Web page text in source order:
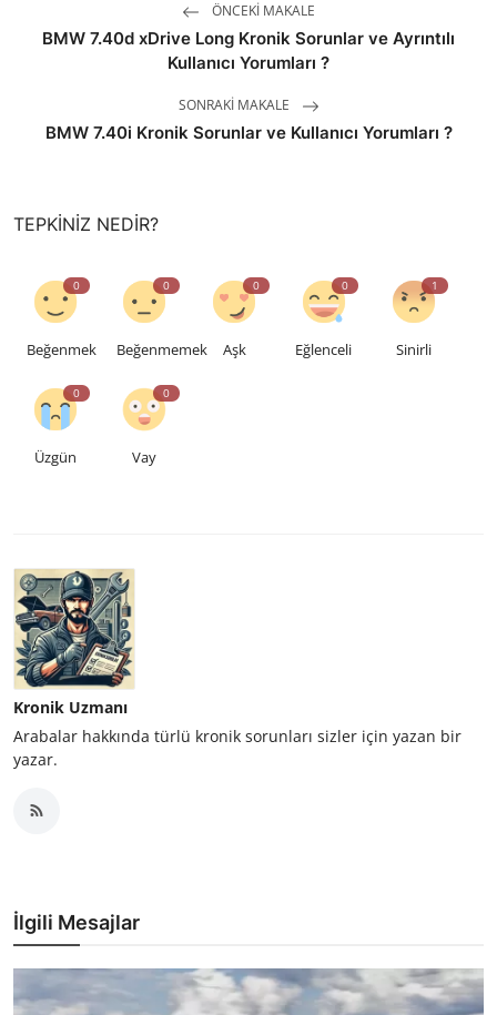
ÖNCEKI MAKALE
BMW 7.40d xDrive Long Kronik Sorunlar ve Ayrıntılı
Kullanıcı Yorumları ?
SONRAKI MAKALE
BMW 7.40i Kronik Sorunlar ve Kullanıcı Yorumları ?
TEPKINIZ NEDIR?
0
Beğenmek
0
Beğenmemek
0
Aşk
0
Eğlenceli
1
Sinirli
0
Üzgün
0
Vay
Kronik Uzmanı
Arabalar hakkında türlü kronik sorunları sizler için yazan bir
yazar.
İlgili Mesajlar